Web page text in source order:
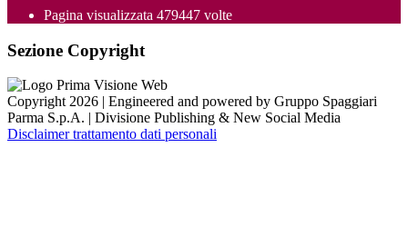
Pagina visualizzata 479447 volte
Sezione Copyright
Copyright 2026 | Engineered and powered by Gruppo Spaggiari
Parma S.p.A. | Divisione Publishing & New Social Media
Disclaimer trattamento dati personali